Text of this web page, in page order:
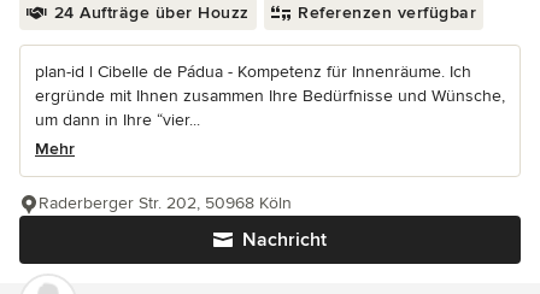
24 Aufträge über Houzz Referenzen verfügbar
plan-id l Cibelle de Pádua - Kompetenz für Innenräume. Ich
ergründe mit Ihnen zusammen Ihre Bedürfnisse und Wünsche,
um dann in Ihre “vier...
Mehr
Nachricht
Raderberger Str. 202, 50968 Köln